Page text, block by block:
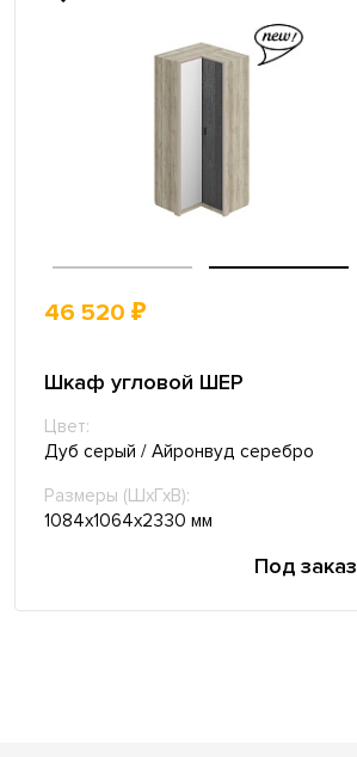
46 520 ₽
Шкаф угловой ШЕР
Цвет:
Дуб серый / Айронвуд серебро
Размеры (ШхГхВ):
1084х1064х2330 мм
Под заказ